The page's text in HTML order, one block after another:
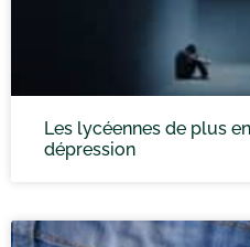
Les lycéennes de plus
dépression